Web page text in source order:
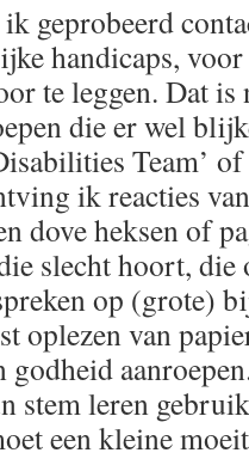
geprobeerd
handicaps,
te leggen. Dat
die er wel
Team’
ik reacties
dove heksen of
slecht hoort,
op (grote)
oplezen van
stem leren
een kleine